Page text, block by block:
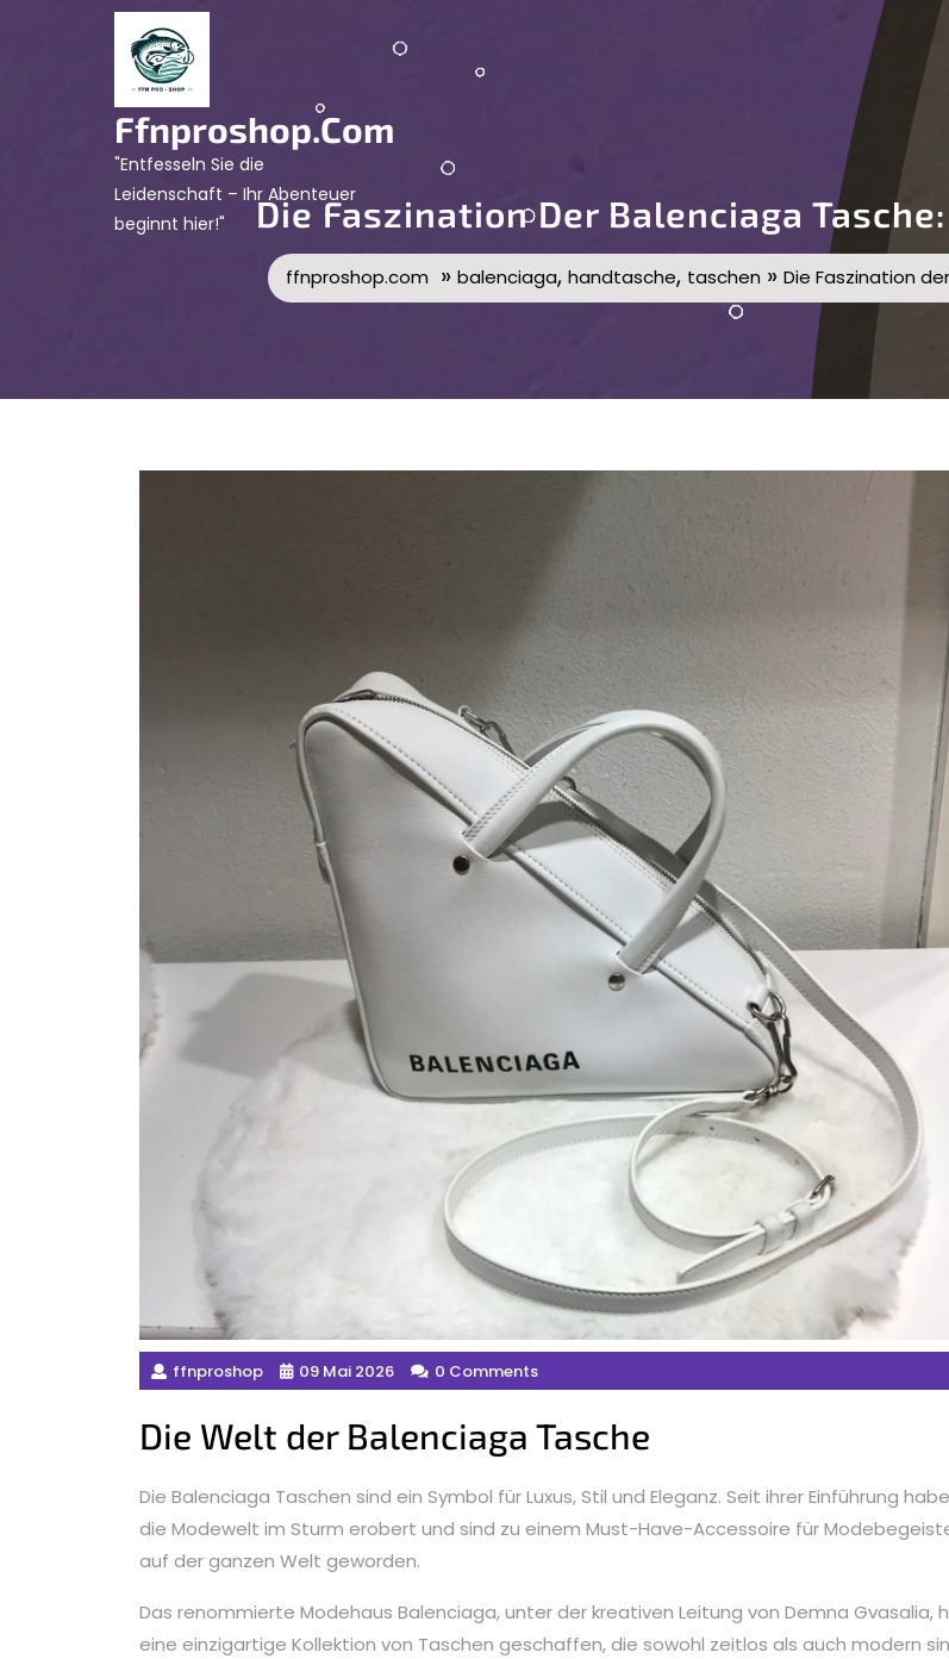
Ffnproshop.com
"Entfesseln Sie die
Leidenschaft – Ihr Abenteuer
beginnt hier!"
Die Faszination Der Balenciaga
ffnproshop.com » balenciaga, handtasche, taschen » Die Faszination
ffnproshop 09 Mai 2026 0 Comments
Die Welt der Balenciaga Tasche
Die Balenciaga Taschen sind ein Symbol für Luxus, Stil und Eleganz. Seit ihrer Einführung
die Modewelt im Sturm erobert und sind zu einem Must-Have-Accessoire für
auf der ganzen Welt geworden.
Das renommierte Modehaus Balenciaga, unter der kreativen Leitung von Demna Gvasalia,
eine einzigartige Kollektion von Taschen geschaffen, die sowohl zeitlos als auch modern